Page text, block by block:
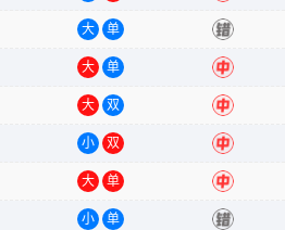
大 单 错
大 单 中
大 双 中
小 双 中
大 单 中
小 单 错